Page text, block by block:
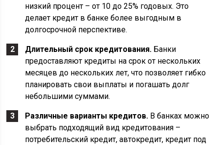
низкий процент – от 10 до 25% годовых. Это
делает кредит в банке более выгодным в
долгосрочной перспективе.
Длительный срок кредитования. Банки
предоставляют кредиты на срок от нескольких
месяцев до нескольких лет, что позволяет гибко
планировать свои выплаты и погашать долг
небольшими суммами.
Различные варианты кредитов. В банках можно
выбрать подходящий вид кредитования –
потребительский кредит, автокредит, кредит под